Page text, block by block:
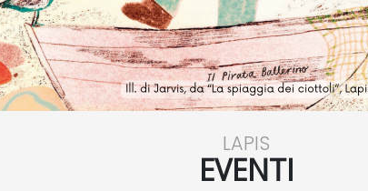
LAPIS
EVENTI